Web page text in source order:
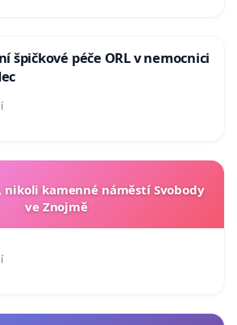
špičkové péče ORL v nemocnici
nikoli kamenné náměstí Svobody
ve Znojmě